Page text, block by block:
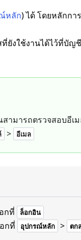
หลัก) ได้ โดยหลักกา
ยังใช้งานได้ไว้ที่บัญ
มารถตรวจสอบอีเ
> อีเมล
กที่ ล็อกอิน
กที่ อุปกรณ์หลัก > ตก